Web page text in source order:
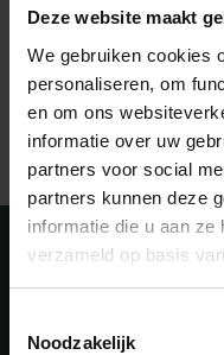
Deze website maakt
We gebruiken cookies
personaliseren, om
en om ons
informatie over uw
partners voor social
partners kunnen deze
informatie die u aan
verzameld op basis
Noodzakelijk
Geen producten
Ruim
Meld je aan voor onze
Mijn account